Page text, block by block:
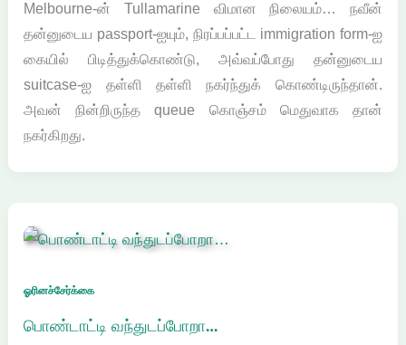
Melbourne-ன் Tullamarine விமான நிலையம்… நவீன்
தன்னுடைய passport-ஐயும், நிரப்பப்பட்ட immigration form-ஐ
கையில் பிடித்துக்கொண்டு, அவ்வப்போது தன்னுடைய
suitcase-ஐ தள்ளி தள்ளி நகர்ந்துக் கொண்டிருந்தான்.
அவன் நின்றிருந்த queue கொஞ்சம் மெதுவாக தான்
நகர்கிறது.
ஓரினச்சேர்க்கை
பொண்டாட்டி வந்துடப்போறா…